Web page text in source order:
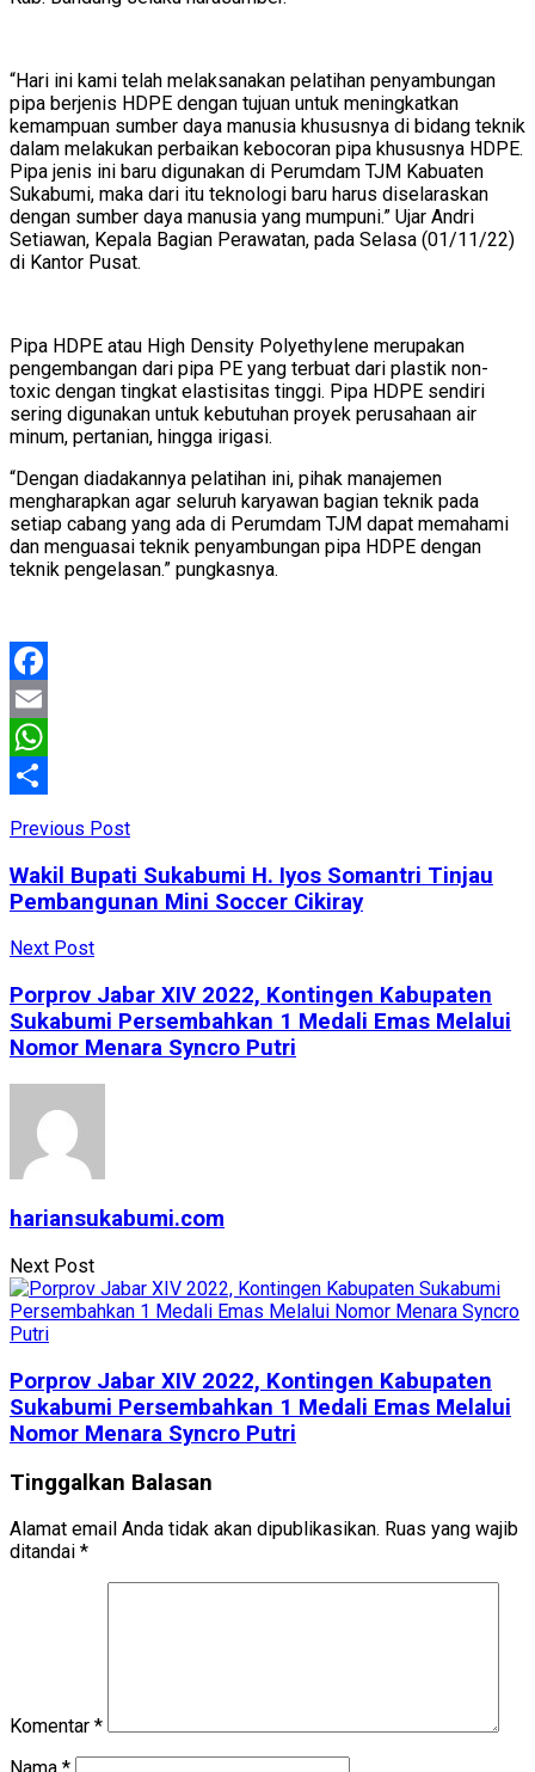
“Hari ini kami telah melaksanakan pelatihan penyambungan
pipa berjenis HDPE dengan tujuan untuk meningkatkan
kemampuan sumber daya manusia khususnya di bidang teknik
dalam melakukan perbaikan kebocoran pipa khususnya HDPE.
Pipa jenis ini baru digunakan di Perumdam TJM Kabuaten
Sukabumi, maka dari itu teknologi baru harus diselaraskan
dengan sumber daya manusia yang mumpuni.” Ujar Andri
Setiawan, Kepala Bagian Perawatan, pada Selasa (01/11/22)
di Kantor Pusat.
Pipa HDPE atau High Density Polyethylene merupakan
pengembangan dari pipa PE yang terbuat dari plastik non-
toxic dengan tingkat elastisitas tinggi. Pipa HDPE sendiri
sering digunakan untuk kebutuhan proyek perusahaan air
minum, pertanian, hingga irigasi.
“Dengan diadakannya pelatihan ini, pihak manajemen
mengharapkan agar seluruh karyawan bagian teknik pada
setiap cabang yang ada di Perumdam TJM dapat memahami
dan menguasai teknik penyambungan pipa HDPE dengan
teknik pengelasan.” pungkasnya.
Facebook
Email
WhatsApp
Previous Post
Wakil Bupati Sukabumi H. Iyos Somantri Tinjau
Pembangunan Mini Soccer Cikiray
Next Post
Porprov Jabar XIV 2022, Kontingen Kabupaten
Sukabumi Persembahkan 1 Medali Emas Melalui
Nomor Menara Syncro Putri
hariansukabumi.com
Next Post
Porprov Jabar XIV 2022, Kontingen Kabupaten
Sukabumi Persembahkan 1 Medali Emas Melalui
Nomor Menara Syncro Putri
Tinggalkan Balasan
Alamat email Anda tidak akan dipublikasikan. Ruas yang wajib
ditandai *
Komentar *